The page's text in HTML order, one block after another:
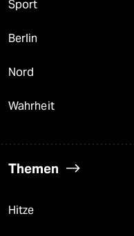
Sport
Berlin
Nord
Wahrheit
Themen
Hitze